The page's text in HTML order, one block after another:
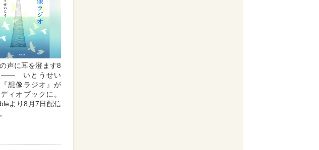
声に耳を澄ます8
―― いとうせい
想像ラジオ』が
ィオブックに。
より8月7日配信